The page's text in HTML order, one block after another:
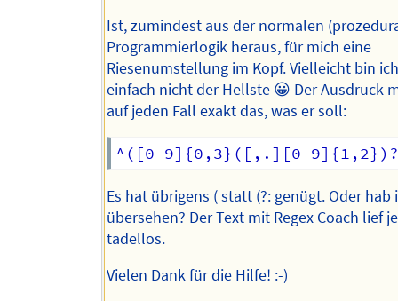
Ist, zumindest aus der normalen
Programmierlogik heraus, für mich eine
Riesenumstellung im Kopf. Vielleicht bin
einfach nicht der Hellste 😀 Der Ausdruck
auf jeden Fall exakt das, was er soll:
Es hat übrigens ( statt (?: genügt. Oder hab
übersehen? Der Text mit Regex Coach lief
tadellos.
Vielen Dank für die Hilfe! :-)